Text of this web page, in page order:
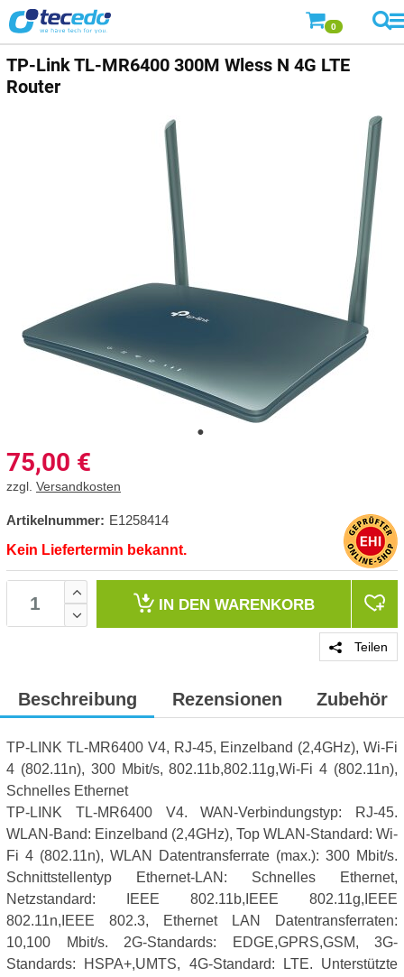
0
TP-Link TL-MR6400 300M Wless N 4G LTE
Router
75,00 €
zzgl. Versandkosten
Artikelnummer: E1258414
Kein Liefertermin bekannt.
IN DEN WARENKORB
Teilen
Beschreibung Rezensionen Zubehör
TP-LINK TL-MR6400 V4, RJ-45, Einzelband (2,4GHz), Wi-Fi
4 (802.11n), 300 Mbit/s, 802.11b,802.11g,Wi-Fi 4 (802.11n),
Schnelles Ethernet
TP-LINK TL-MR6400 V4. WAN-Verbindungstyp: RJ-45.
WLAN-Band: Einzelband (2,4GHz), Top WLAN-Standard: Wi-
Fi 4 (802.11n), WLAN Datentransferrate (max.): 300 Mbit/s.
Schnittstellentyp Ethernet-LAN: Schnelles Ethernet,
Netzstandard: IEEE 802.11b,IEEE 802.11g,IEEE
802.11n,IEEE 802.3, Ethernet LAN Datentransferraten:
10,100 Mbit/s. 2G-Standards: EDGE,GPRS,GSM, 3G-
Standards: HSPA+,UMTS, 4G-Standard: LTE. Unterstützte